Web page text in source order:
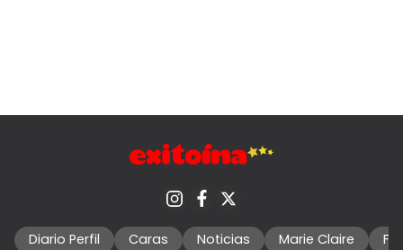
Diario Perfil Caras Noticias Marie Claire